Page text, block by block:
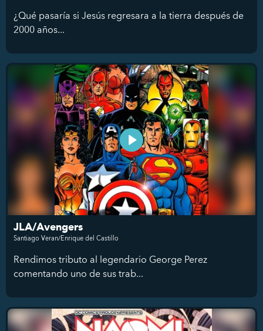
¿Qué pasaría si Jesús regresara a la tierra después de
2000 años...
JLA/Avengers
Santiago Veran/Enrique del Castillo
Rendimos tributo al legendario George Perez
comentando uno de sus trab...